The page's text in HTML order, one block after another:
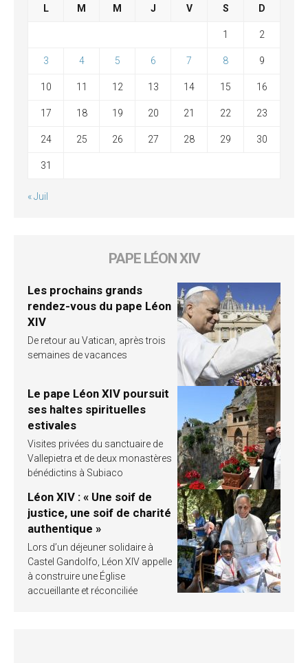
L M M J V S D
1 2
3 4 5 6 7 8 9
10 11 12 13 14 15 16
17 18 19 20 21 22 23
24 25 26 27 28 29 30
31
« Juil
PAPE LÉON XIV
Les prochains grands
rendez-vous du pape Léon
XIV
De retour au Vatican, après trois
semaines de vacances
Le pape Léon XIV poursuit
ses haltes spirituelles
estivales
Visites privées du sanctuaire de
Vallepietra et de deux monastères
bénédictins à Subiaco
Léon XIV : « Une soif de
justice, une soif de charité
authentique »
Lors d’un déjeuner solidaire à
Castel Gandolfo, Léon XIV appelle
à construire une Église
accueillante et réconciliée